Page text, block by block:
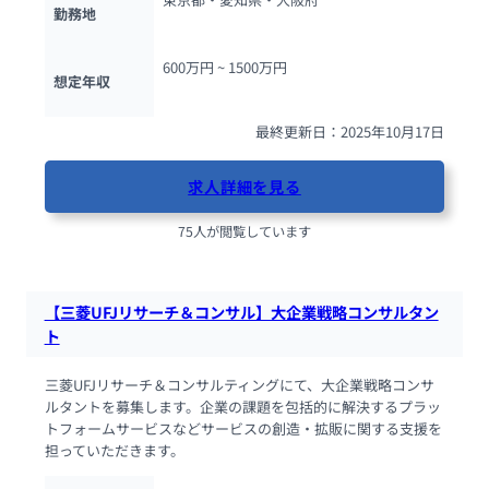
勤務地
想定年収
600万円 ~ 1500万円
最終更新日：2025年10月17日
求人詳細を見る
75人が閲覧しています
【三菱UFJリサーチ＆コンサル】大企業戦略コンサルタン
ト
三菱UFJリサーチ＆コンサルティングにて、大企業戦略コンサ
ルタントを募集します。企業の課題を包括的に解決するプラッ
トフォームサービスなどサービスの創造・拡販に関する支援を
担っていただきます。